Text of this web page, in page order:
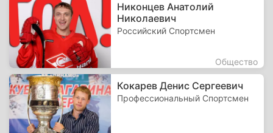
Никонцев Анатолий
Николаевич
Российский Спортсмен
Общество
Кокарев Денис Сергеевич
Профессиональный Спортсмен